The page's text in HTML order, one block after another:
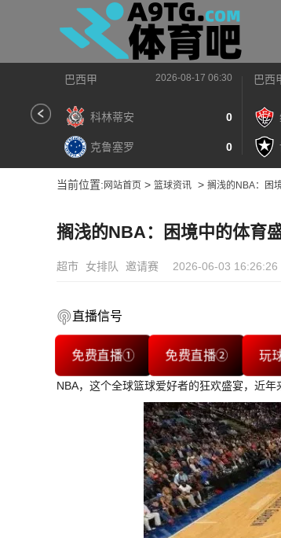
巴西甲 2026-08-17 06:30
科林蒂安 0
克鲁塞罗 0
巴西
当前位置: 网站首页 > 篮球资讯 > 搁浅的NBA：困
搁浅的NBA：困境中的体育
超市 女排队 邀请赛 2026-06-03 16:26:26
直播信号
免费直播① 免费直播② 玩
NBA，这个全球篮球爱好者的狂欢盛宴，近